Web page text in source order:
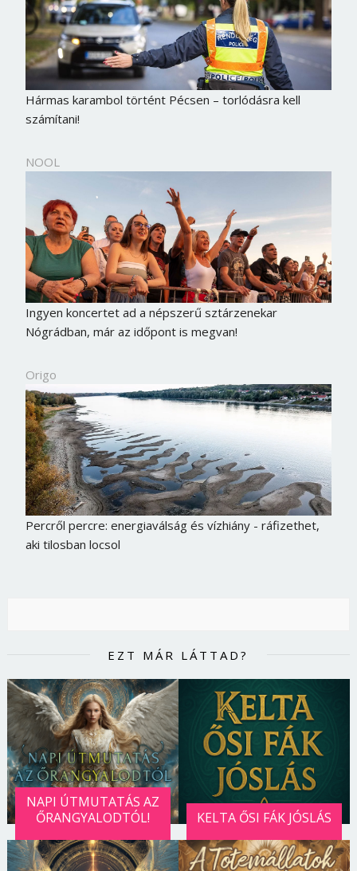
Hármas karambol történt Pécsen – torlódásra kell
számítani!
NOOL
Ingyen koncertet ad a népszerű sztárzenekar
Nógrádban, már az időpont is megvan!
Origo
Percről percre: energiaválság és vízhiány - ráfizethet,
aki tilosban locsol
EZT MÁR LÁTTAD?
NAPI ÚTMUTATÁS AZ
ŐRANGYALODTÓL!
KELTA ŐSI FÁK JÓSLÁS
Borsonline bejelentkezés
E-mail cím vagy felhasználónév